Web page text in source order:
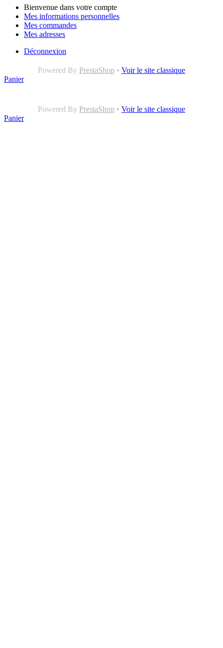
Bienvenue dans votre compte
Mes informations personnelles
Mes commandes
Mes adresses
Déconnexion
Powered By PrestaShop • Voir le site classique
Panier
Powered By PrestaShop • Voir le site classique
Panier